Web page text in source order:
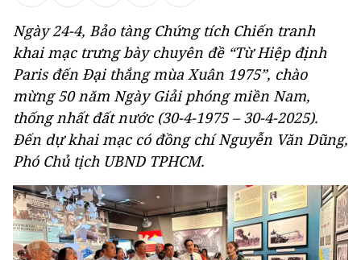
Ngày 24-4, Bảo tàng Chứng tích Chiến tranh
khai mạc trưng bày chuyên đề “Từ Hiệp định
Paris đến Đại thắng mùa Xuân 1975”, chào
mừng 50 năm Ngày Giải phóng miền Nam,
thống nhất đất nước (30-4-1975 – 30-4-2025).
Đến dự khai mạc có đồng chí Nguyễn Văn Dũng,
Phó Chủ tịch UBND TPHCM.